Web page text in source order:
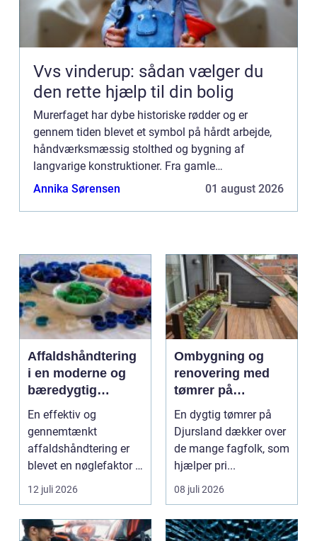
Vvs vinderup: sådan vælger du
den rette hjælp til din bolig
Murerfaget har dybe historiske rødder og er
gennem tiden blevet et symbol på hårdt arbejde,
håndværksmæssig stolthed og bygning af
langvarige konstruktioner. Fra gamle
civilisationers monumentale bygningsvær...
Annika Sørensen 01 august 2026
Affaldshåndtering
i en moderne og
bæredygtig
hverdag
En effektiv og
gennemtænkt
affaldshåndtering er
blevet en nøglefaktor i
den grønne omstilling.
Vi st...
12 juli 2026
Ombygning og
renovering med
tømrer på
Djursland
En dygtig tømrer på
Djursland dækker over
de mange fagfolk, som
hjælper pri...
08 juli 2026